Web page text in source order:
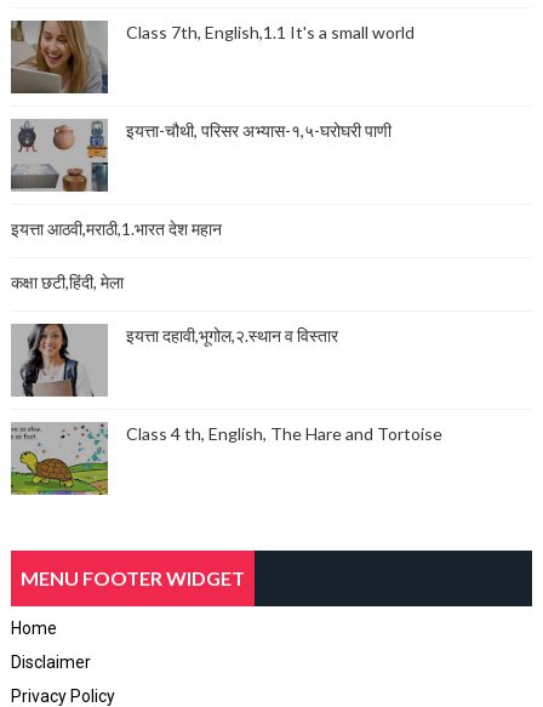
Class 7th, English,1.1 It's a small world
इयत्ता-चौथी, परिसर अभ्यास-१,५-घरोघरी पाणी
इयत्ता आठवी,मराठी,1.भारत देश महान
कक्षा छटी,हिंदी, मेला
इयत्ता दहावी,भूगोल,२.स्थान व विस्तार
Class 4 th, English, The Hare and Tortoise
MENU FOOTER WIDGET
Home
Disclaimer
Privacy Policy